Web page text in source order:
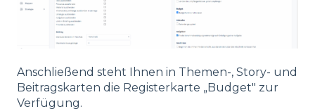
Anschließend steht Ihnen in Themen-, Story- und
Beitragskarten die Registerkarte „Budget" zur
Verfügung.